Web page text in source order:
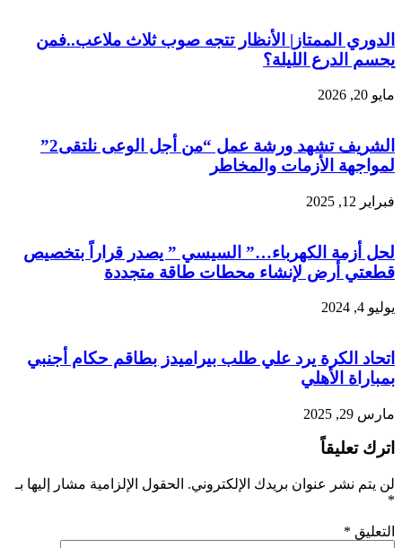
الدوري الممتاز| الأنظار تتجه صوب ثلاث ملاعب..فمن
يحسم الدرع الليلة؟
مايو 20, 2026
الشريف تشهد ورشة عمل “من أجل الوعى نلتقى2”
لمواجهة الأزمات والمخاطر
فبراير 12, 2025
لحل أزمة الكهرباء…” السيسي ” يصدر قراراً بتخصيص
قطعتي أرض لإنشاء محطات طاقة متجددة
يوليو 4, 2024
اتحاد الكرة يرد علي طلب بيراميدز بطاقم حكام أجنبي
بمباراة الأهلي
مارس 29, 2025
اترك تعليقاً
لن يتم نشر عنوان بريدك الإلكتروني. الحقول الإلزامية مشار إليها بـ
*
التعليق *